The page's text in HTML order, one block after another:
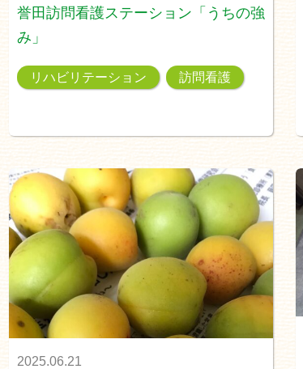
誉田訪問看護ステーション「うちの強
み」
リハビリテーション 訪問看護
2025.06.21